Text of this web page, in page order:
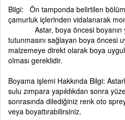
Bilgi: Ön tamponda belirtilen
çamurluk içlerinden vidalanarak
Astar, boya öncesi boyanın
tutunmasını sağlayan boya öncesi
malzemeye direkt olarak boya
olması gereklidir.
Boyama işlemi Hakkında Bilgi:
sulu zımpara yapıldıkdan sonra
sonrasında dilediğiniz renk oto
veya boyattırabilirsiniz.